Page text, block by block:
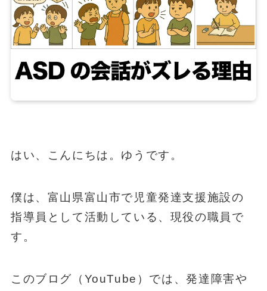
はい、こんにちは。ゆうです。
僕は、富山県富山市で児童発達支援施設の
指導員として活動している、現役の職員で
す。
このブログ（YouTube）では、発達障害や